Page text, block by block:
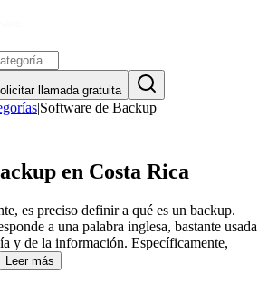
llamada gratuita
|Software de Backup
en Costa Rica
es preciso definir a qué es un backup.
a una palabra inglesa, bastante usada
y de la información. Específicamente,
Leer más